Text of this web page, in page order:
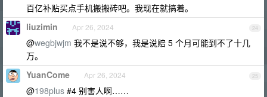
百亿补贴买点手机搬搬砖吧。我现在就搞着。
24
liuzimin Apr 26, 2024
@wegbjwjm 我不是说不够，我是说赔 5 个月可能到不了十几
万。
25
YuanCome Apr 26, 2024
@198plus #4 别害人啊……